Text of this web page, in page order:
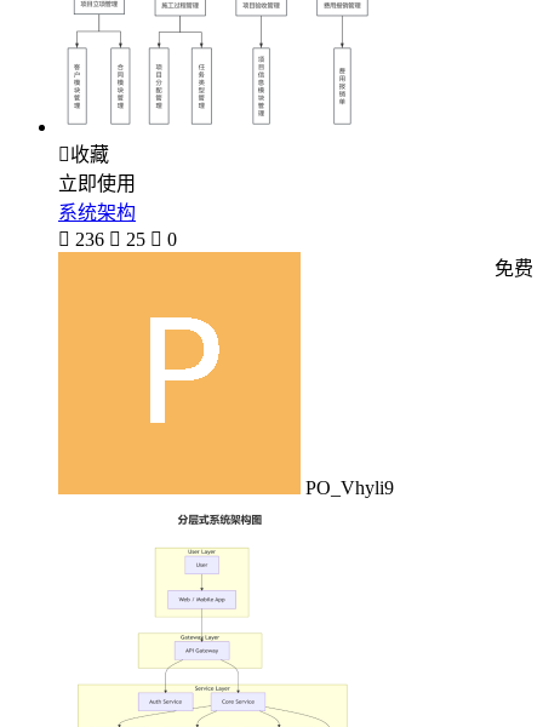
收藏
立即使用
系统架构
 236  25  0
PO_Vhyli9
免费